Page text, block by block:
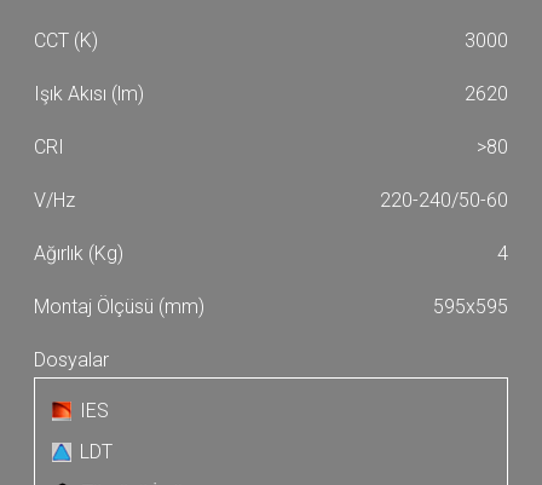
3000
2620
>80
220-240/50-60
4
595x595
IES
LDT